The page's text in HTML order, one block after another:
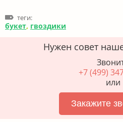
теги:
букет, гвоздики
Нужен совет
+7 (499)
или
Закажите